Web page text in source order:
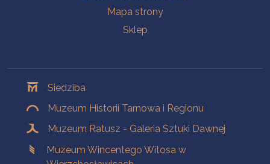
Mapa strony
Sklep
Siedziba
Muzeum Historii Tarnowa i Regionu
Muzeum Ratusz - Galeria Sztuki Dawnej
Muzeum Wincentego Witosa w